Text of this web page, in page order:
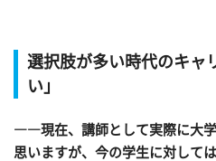
選択肢が多い時代のキャ
い」
――現在、講師として実際に大
思いますが、今の学生に対して